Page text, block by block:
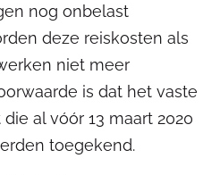
nog onbelast
deze reiskosten als
niet meer
is dat het vaste
al vóór 13 maart 2020
toegekend.